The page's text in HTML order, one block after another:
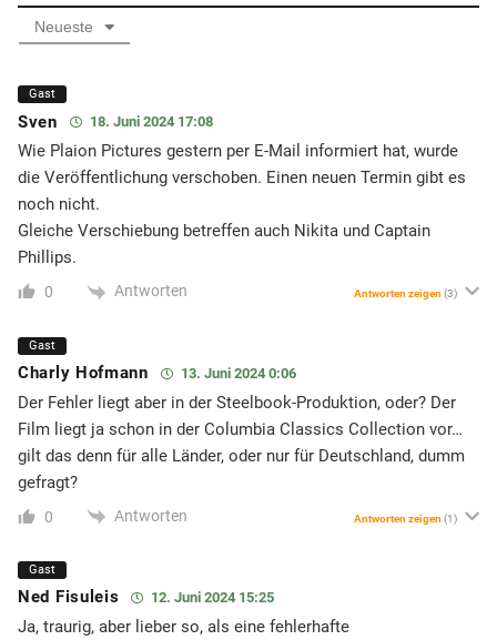
Neueste
Gast
Sven 18. Juni 2024 17:08
Wie Plaion Pictures gestern per E-Mail informiert hat, wurde
die Veröffentlichung verschoben. Einen neuen Termin gibt es
noch nicht.
Gleiche Verschiebung betreffen auch Nikita und Captain
Phillips.
0 Antworten Antworten zeigen (3)
Gast
Charly Hofmann 13. Juni 2024 0:06
Der Fehler liegt aber in der Steelbook-Produktion, oder? Der
Film liegt ja schon in der Columbia Classics Collection vor…
gilt das denn für alle Länder, oder nur für Deutschland, dumm
gefragt?
0 Antworten Antworten zeigen (1)
Gast
Ned Fisuleis 12. Juni 2024 15:25
Ja, traurig, aber lieber so, als eine fehlerhafte